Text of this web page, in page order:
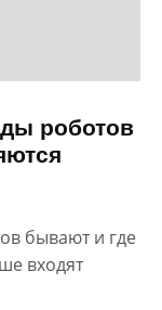
роботов
бывают и где
входят